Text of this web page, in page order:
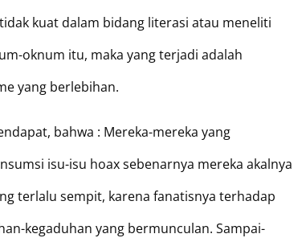
kuat dalam bidang literasi atau meneliti
oknum itu, maka yang terjadi adalah
yang berlebihan.
bahwa : Mereka-mereka yang
isu-isu hoax sebenarnya mereka akalnya
terlalu sempit, karena fanatisnya terhadap
kegaduhan yang bermunculan. Sampai-